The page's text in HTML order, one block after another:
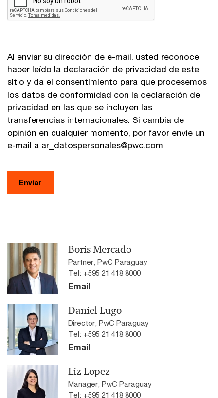
Al enviar su dirección de e-mail, usted reconoce
haber leído la declaración de privacidad de este
sitio y da el consentimiento para que procesemos
los datos de conformidad con la declaración de
privacidad en las que se incluyen las
transferencias internacionales. Si cambia de
opinión en cualquier momento, por favor envíe un
e-mail a ar_datospersonales@pwc.com
Enviar
Boris Mercado
Partner, PwC Paraguay
Tel: +595 21 418 8000
Email
Daniel Lugo
Director, PwC Paraguay
Tel: +595 21 418 8000
Email
Liz Lopez
Manager, PwC Paraguay
Tel: +595 21 418 8000